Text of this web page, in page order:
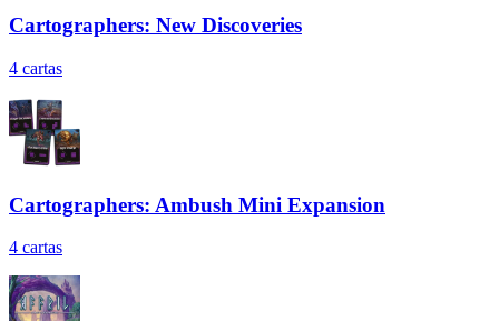
Cartographers: New Discoveries
4 cartas
Cartographers: Ambush Mini Expansion
4 cartas